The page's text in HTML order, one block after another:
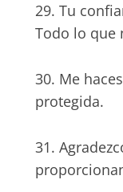
29. Tu
Todo lo que
30. Me
protegida.
31.